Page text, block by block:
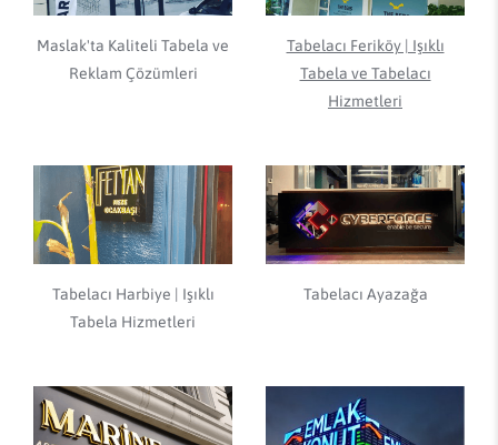
Maslak'ta Kaliteli Tabela ve
Reklam Çözümleri
Tabelacı Feriköy | Işıklı
Tabela ve Tabelacı
Hizmetleri
Tabelacı Harbiye | Işıklı
Tabela Hizmetleri
Tabelacı Ayazağa